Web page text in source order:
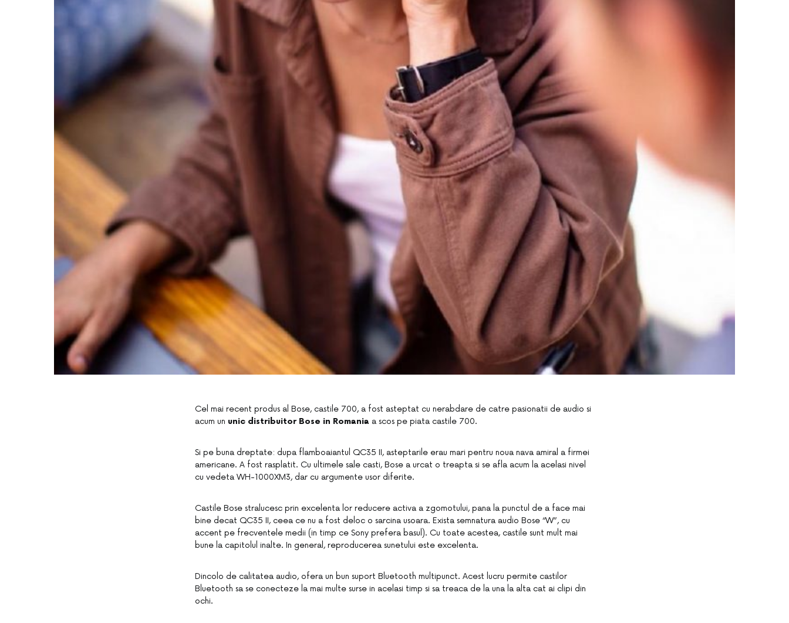
Cel mai recent produs al Bose, castile 700, a fost asteptat cu nerabdare de catre pasionatii de audio si
acum un unic distribuitor Bose in Romania a scos pe piata castile 700.
Si pe buna dreptate: dupa flamboaiantul QC35 II, asteptarile erau mari pentru noua nava amiral a firmei
americane. A fost rasplatit. Cu ultimele sale casti, Bose a urcat o treapta si se afla acum la acelasi nivel
cu vedeta WH-1000XM3, dar cu argumente usor diferite.
Castile Bose stralucesc prin excelenta lor reducere activa a zgomotului, pana la punctul de a face mai
bine decat QC35 II, ceea ce nu a fost deloc o sarcina usoara. Exista semnatura audio Bose “W”, cu
accent pe frecventele medii (in timp ce Sony prefera basul). Cu toate acestea, castile sunt mult mai
bune la capitolul inalte. In general, reproducerea sunetului este excelenta.
Dincolo de calitatea audio, ofera un bun suport Bluetooth multipunct. Acest lucru permite castilor
Bluetooth sa se conecteze la mai multe surse in acelasi timp si sa treaca de la una la alta cat ai clipi din
ochi.